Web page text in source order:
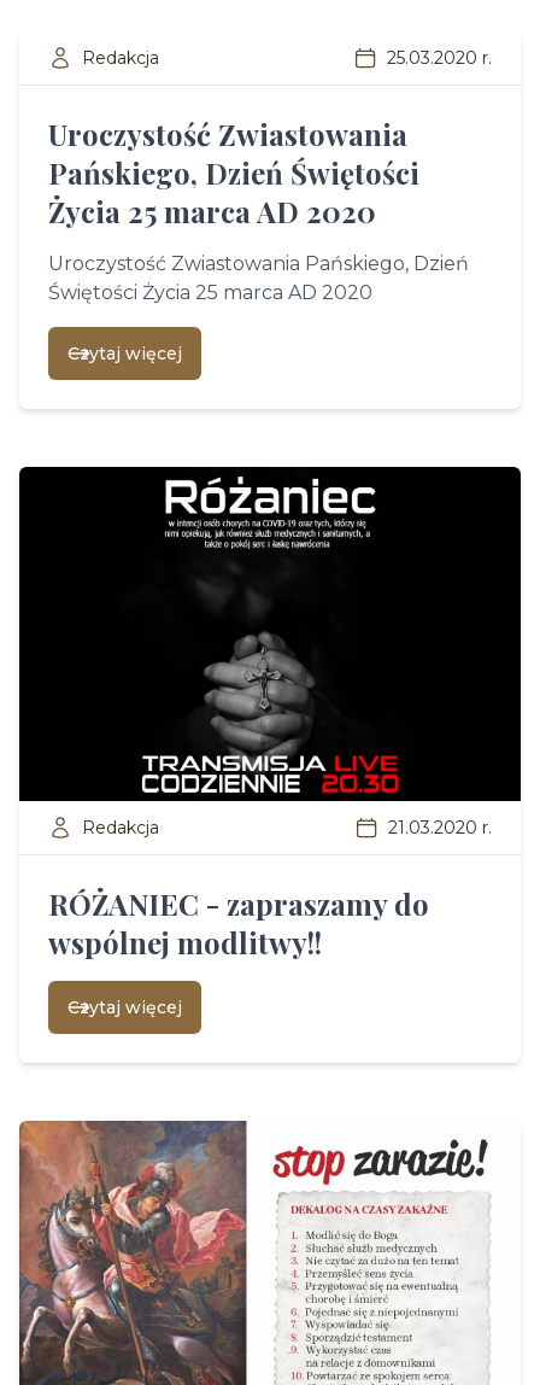
Redakcja 25.03.2020 r.
Uroczystość Zwiastowania
Pańskiego, Dzień Świętości
Życia 25 marca AD 2020
Uroczystość Zwiastowania Pańskiego, Dzień
Świętości Życia 25 marca AD 2020
Czytaj więcej
Redakcja 21.03.2020 r.
RÓŻANIEC - zapraszamy do
wspólnej modlitwy!!
Czytaj więcej